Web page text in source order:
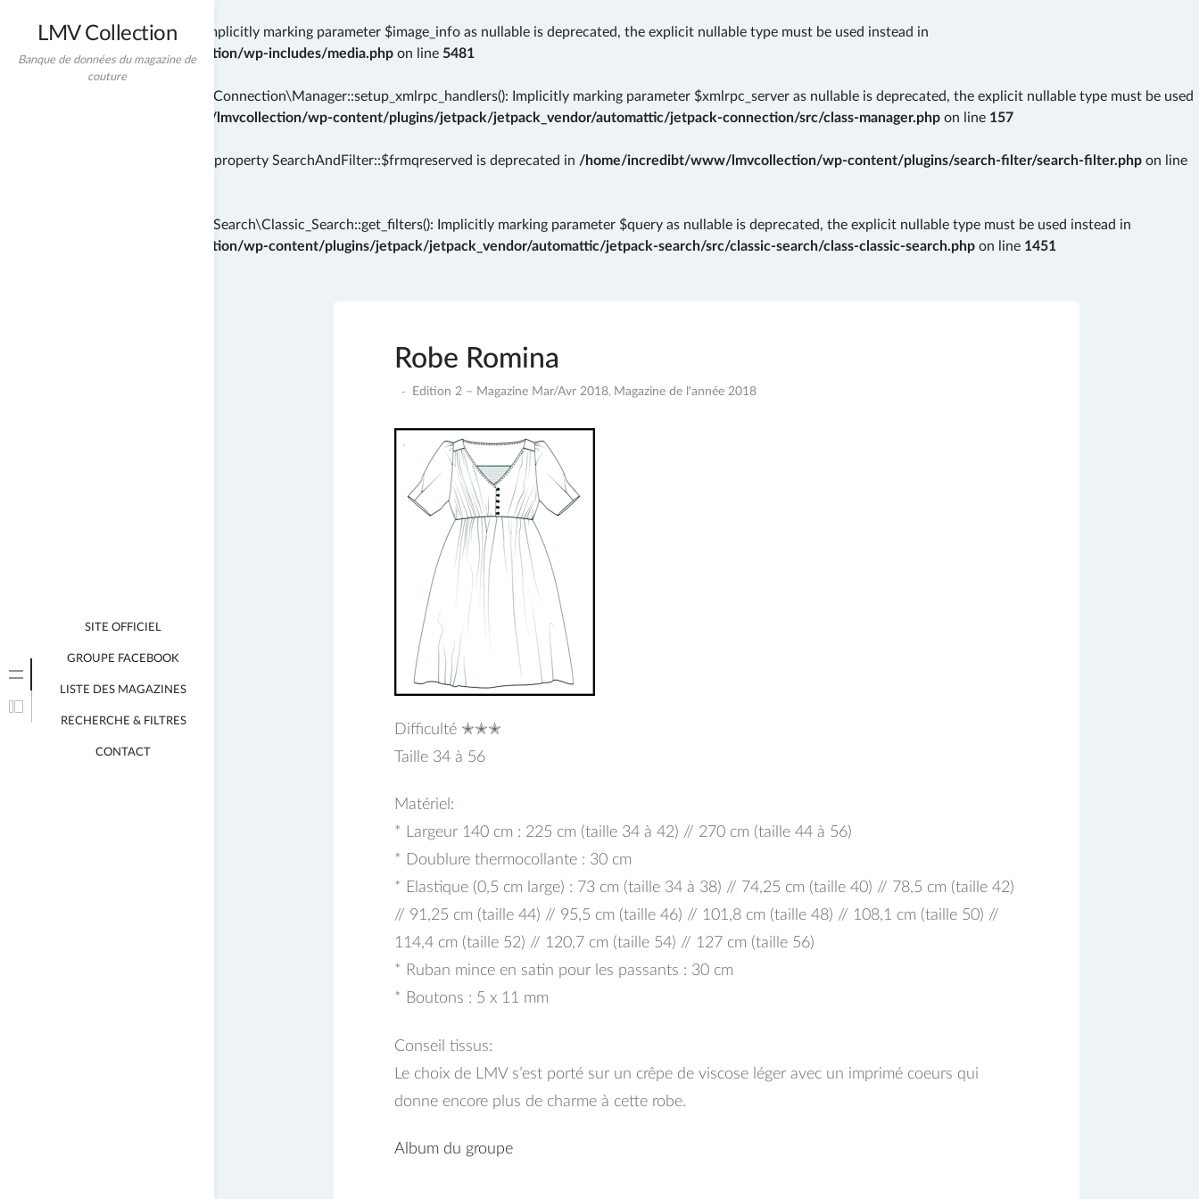
Deprecated: wp_getimagesize(): Implicitly marking parameter $image_info as nullable is deprecated, the explicit nullable type must be used instead in
/home/incredibt/www/lmvcollection/wp-includes/media.php on line 5481
: Automattic\Jetpack\Connection\Manager::setup_xmlrpc_handlers(): Implicitly marking parameter $xmlrpc_server as nullable is deprecated, the explicit nullable type must be used
/home/incredibt/www/lmvcollection/wp-content/plugins/jetpack/jetpack_vendor/automattic/jetpack-connection/src/class-manager.php on line 157
: Creation of dynamic property SearchAndFilter::$frmqreserved is deprecated in /home/incredibt/www/lmvcollection/wp-content/plugins/search-filter/search-filter.php on line
: Automattic\Jetpack\Search\Classic_Search::get_filters(): Implicitly marking parameter $query as nullable is deprecated, the explicit nullable type must be used instead in
/home/incredibt/www/lmvcollection/wp-content/plugins/jetpack/jetpack_vendor/automattic/jetpack-search/src/classic-search/class-classic-search.php on line 1451
LMV Collection
Banque de données du magazine de
couture
SITE OFFICIEL
GROUPE FACEBOOK
LISTE DES MAGAZINES
RECHERCHE & FILTRES
CONTACT
Robe Romina
29
2018
Edition 2 – Magazine Mar/Avr 2018, Magazine de l'année 2018
Difficulté ✭✭✭
Taille 34 à 56
Matériel:
* Largeur 140 cm : 225 cm (taille 34 à 42) // 270 cm (taille 44 à 56)
* Doublure thermocollante : 30 cm
* Elastique (0,5 cm large) : 73 cm (taille 34 à 38) // 74,25 cm (taille 40) // 78,5 cm (taille 42)
// 91,25 cm (taille 44) // 95,5 cm (taille 46) // 101,8 cm (taille 48) // 108,1 cm (taille 50) //
114,4 cm (taille 52) // 120,7 cm (taille 54) // 127 cm (taille 56)
* Ruban mince en satin pour les passants : 30 cm
* Boutons : 5 x 11 mm
Conseil tissus:
Le choix de LMV s’est porté sur un crêpe de viscose léger avec un imprimé coeurs qui
donne encore plus de charme à cette robe.
Album du groupe